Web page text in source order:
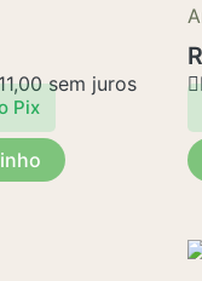
sem juros
Pix